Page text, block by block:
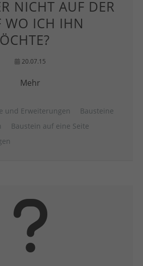
NICHT AUF DER
WO ICH IHN
20.07.15
Mehr
und Erweiterungen
Bausteine
Baustein auf eine Seite